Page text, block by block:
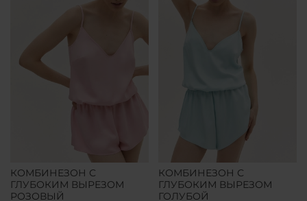
КОМБИНЕЗОН С
ГЛУБОКИМ ВЫРЕЗОМ
РОЗОВЫЙ
КОМБИНЕЗОН С
ГЛУБОКИМ ВЫРЕЗОМ
ГОЛУБОЙ